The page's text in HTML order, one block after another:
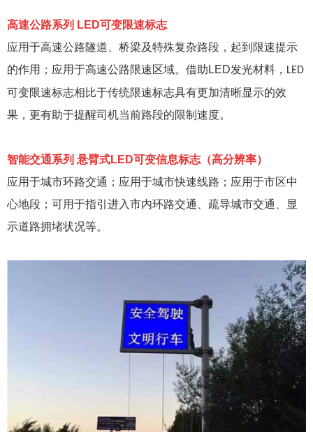
高速公路系列 LED可变限速标志
应用于高速公路隧道、桥梁及特殊复杂路段，起到限速提示
的作用；应用于高速公路限速区域。借助 LED发光材料， LED
可变限速标志相比于传统限速标志具有更加清晰显示的效
果，更有助于提醒司机当前路段的限制速度。
智能交通系列 悬臂式LED可变信息标志（高分辨率）
应用于城市环路交通；应用于城市快速线路；应用于市区中
心地段；可用于指引进入市内环路交通、疏导城市交通、显
示道路拥堵状况等。